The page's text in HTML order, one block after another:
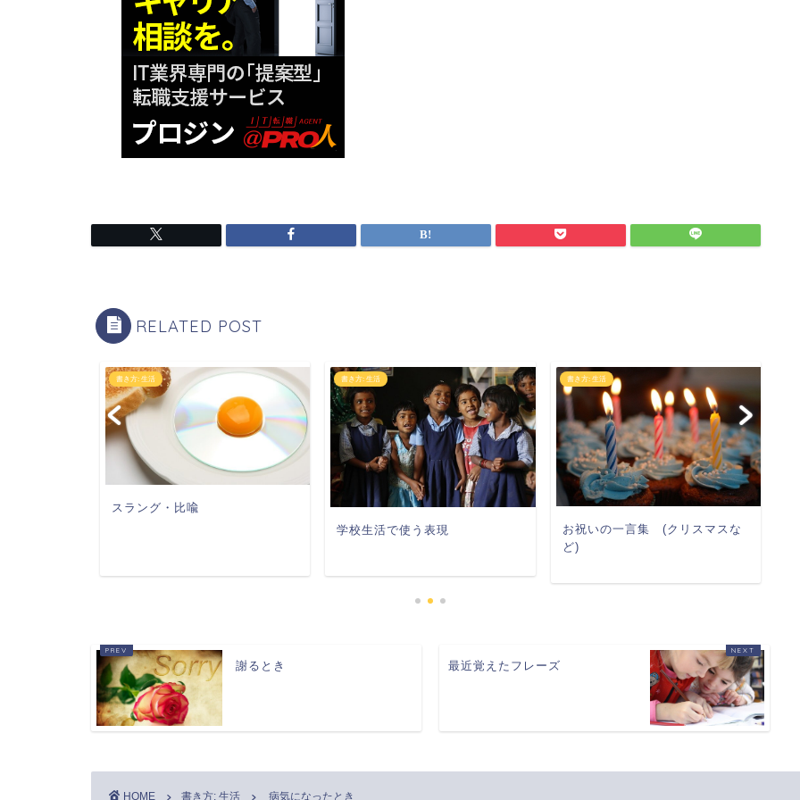
RELATED POST
書き方: 生活
スラング・比喩
書き方: 生活
学校生活で使う表現
書き方: 生活
お祝いの一言集 (クリスマスな
ど)
謝るとき 最近覚えたフレーズ
HOME 書き方: 生活 病気になったとき